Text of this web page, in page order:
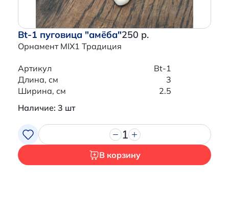
Bt-1 пуговица "амёба"
Орнамент MIX1 Традиция
250 р.
Артикул
Bt-1
Длина, см
3
Ширина, см
2.5
Наличие: 3 шт
1
В корзину